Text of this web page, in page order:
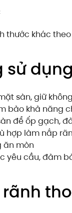
thước khác
sử
sàn, giữ
bảo khả năng
để ốp gạch,
hợp làm nắp
ăn mòn
yêu cầu, đảm